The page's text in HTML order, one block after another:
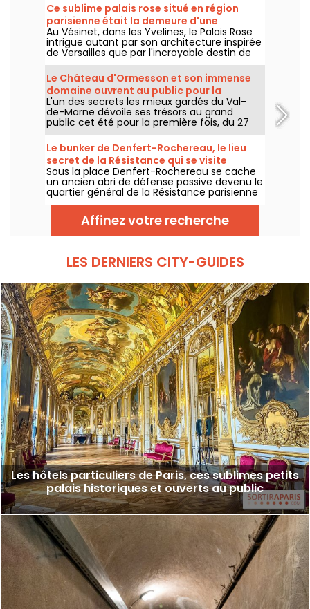
Ce sublime palais rose situé en région
parisienne était la demeure d'une
marquise excentrique de la Belle Epoque
Au Vésinet, dans les Yvelines, le Palais Rose
intrigue autant par son architecture inspirée
de Versailles que par l'incroyable destin de
l'une de ses plus célèbres habitantes : la
marquise Luisa Casati, figure excentrique de
la Belle Époque.
Le Château d'Ormesson et son immense
domaine ouvrent au public pour la
première fois cet été 2026
L'un des secrets les mieux gardés du Val-
de-Marne dévoile ses trésors au grand
public cet été pour la première fois, du 27
juillet au 4 septembre 2026. Le Château
d'Ormesson, domaine du XVIe siècle resté
dans la même lignée familiale depuis des
générations, invite les promeneurs à
découvrir son parc historique et son intérieur
fastueux.
Le bunker de Denfert-Rochereau, le lieu
secret de la Résistance qui se visite
gratuitement à Paris
Sous la place Denfert-Rochereau se cache
un ancien abri de défense passive devenu le
quartier général de la Résistance parisienne
en août 1944. Un lieu historique
exceptionnel, longtemps resté inaccessible
mais aujourd'hui ouvert à la visite.
Affinez votre recherche
LES DERNIERS CITY-GUIDES
Les hôtels particuliers de Paris, ces sublimes petits
palais historiques et ouverts au public